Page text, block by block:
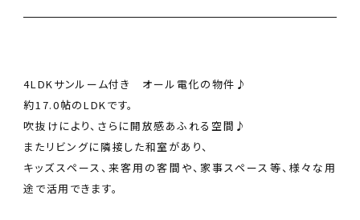
スタッフ紹介
お知らせ
4LDKサンルーム付き オール電化の物件♪
約17.0帖のLDKです。
吹抜けにより、さらに開放感あふれる空間♪
またリビングに隣接した和室があり、
キッズスペース、来客用の客間や、家事スペース等、様々な用
途で活用できます。